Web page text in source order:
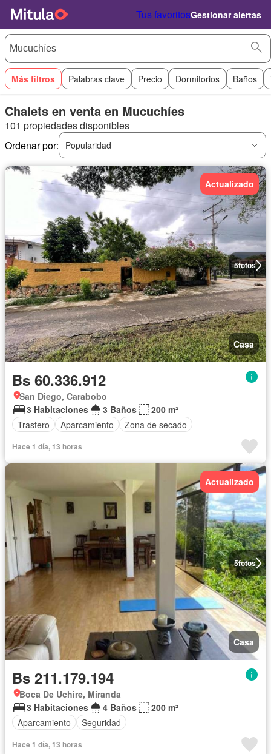
Tus favoritosGestionar alertas
Más filtros Palabras clave Precio Dormitorios Baños
Chalets en venta en Mucuchíes
101 propiedades disponibles
Ordenar por:
Popularidad
5fotos
Actualizado
Casa
Bs 60.336.912
San Diego, Carabobo
3 Habitaciones
3 Baños
200 m²
Trastero
Aparcamiento Zona de secado
Hace 1 día, 13 horas
5fotos
Actualizado
Casa
Bs 211.179.194
Boca De Uchire, Miranda
3 Habitaciones
4 Baños
200 m²
Aparcamiento
Seguridad
Hace 1 día, 13 horas